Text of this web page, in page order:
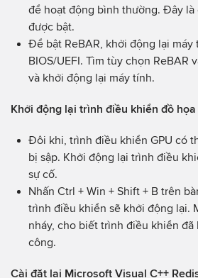
để hoạt động bình thường. Đây là
được bật.
Để bật ReBAR, khởi động lại máy
BIOS/UEFI. Tìm tùy chọn ReBAR
và khởi động lại máy tính.
Khởi động lại trình điều khiển đồ họa
Đôi khi, trình điều khiển GPU có
bị sập. Khởi động lại trình điều
sự cố.
Nhấn Ctrl + Win + Shift + B trên
trình điều khiển sẽ khởi động lại.
nháy, cho biết trình điều khiển đã
công.
Cài đặt lại Microsoft Visual C++